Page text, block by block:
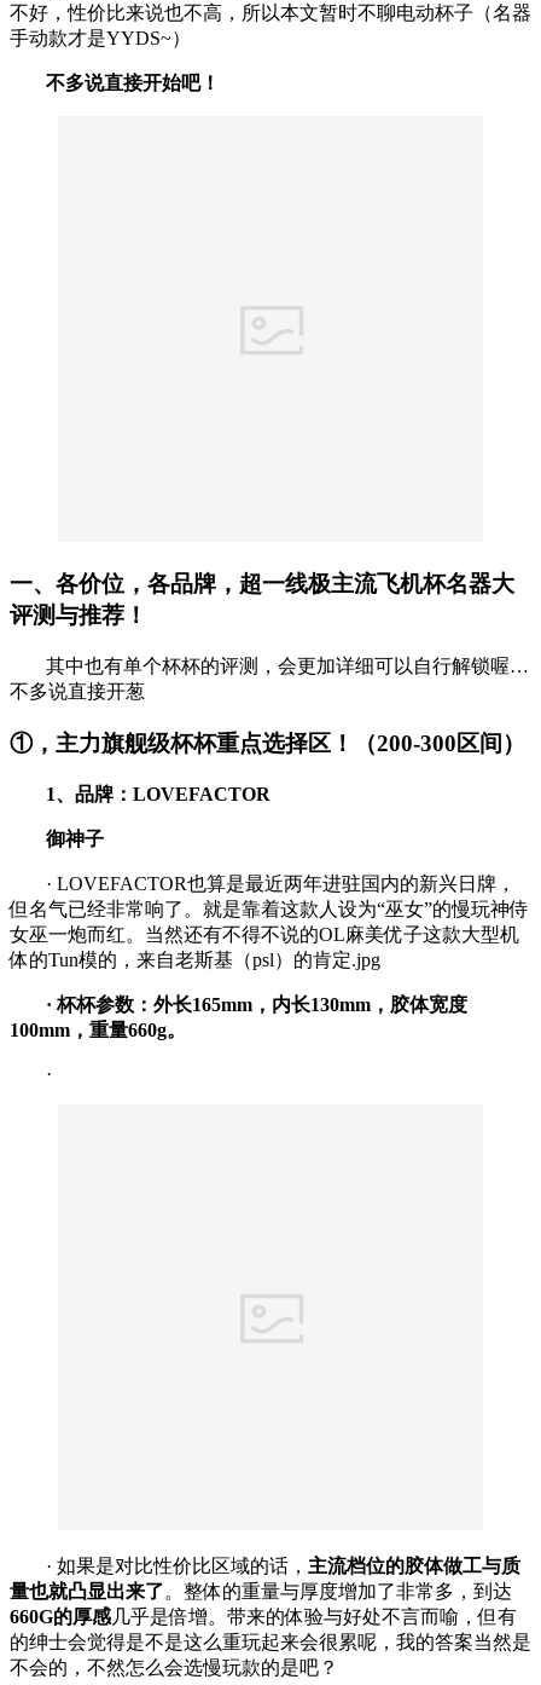
不好，性价比来说也不高，所以本文暂时不聊电动杯子（名器
手动款才是YYDS~）
不多说直接开始吧！
一、各价位，各品牌，超一线极主流飞机杯名器大
评测与推荐！
其中也有单个杯杯的评测，会更加详细可以自行解锁喔…
不多说直接开葱
①，主力旗舰级杯杯重点选择区！（200-300区间）
1、品牌：LOVEFACTOR
御神子
· LOVEFACTOR也算是最近两年进驻国内的新兴日牌，
但名气已经非常响了。就是靠着这款人设为“巫女”的慢玩神侍
女巫一炮而红。当然还有不得不说的OL麻美优子这款大型机
体的Tun模的，来自老斯基（psl）的肯定.jpg
· 杯杯参数：外长165mm，内长130mm，胶体宽度
100mm，重量660g。
·
· 如果是对比性价比区域的话， 主流档位的胶体做工与质
量也就凸显出来了。整体的重量与厚度增加了非常多，到达
660G的厚感几乎是倍增。带来的体验与好处不言而喻，但有
的绅士会觉得是不是这么重玩起来会很累呢，我的答案当然是
不会的，不然怎么会选慢玩款的是吧？